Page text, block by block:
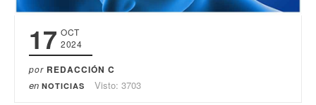
17 OCT
2024
por REDACCIÓN C
en NOTICIAS Visto: 3703